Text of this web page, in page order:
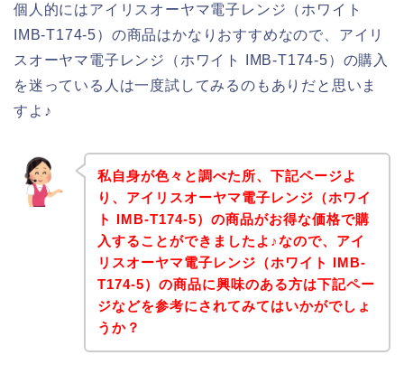
個人的にはアイリスオーヤマ電子レンジ（ホワイト
IMB-T174-5）の商品はかなりおすすめなので、アイリ
スオーヤマ電子レンジ（ホワイト IMB-T174-5）の購入
を迷っている人は一度試してみるのもありだと思いま
すよ♪
私自身が色々と調べた所、下記ページよ
り、アイリスオーヤマ電子レンジ（ホワイ
ト IMB-T174-5）の商品がお得な価格で購
入することができましたよ♪なので、アイ
リスオーヤマ電子レンジ（ホワイト IMB-
T174-5）の商品に興味のある方は下記ペー
ジなどを参考にされてみてはいかがでしょ
うか？